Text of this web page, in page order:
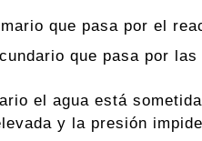
que pasa por el
que pasa por
el agua está
y la presión